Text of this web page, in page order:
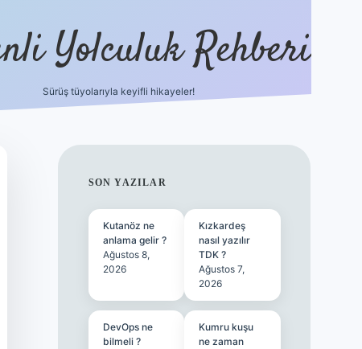
Yolculuk Rehberi
Sürüş tüyolarıyla keyifli hikayeler!
SIDEBAR
SON YAZILAR
Kutanöz ne
anlama gelir ?
Ağustos 8,
2026
Kızkardeş
nasıl yazılır
TDK ?
Ağustos 7,
2026
DevOps ne
bilmeli ?
Kumru kuşu
ne zaman
grandoperabet resmi